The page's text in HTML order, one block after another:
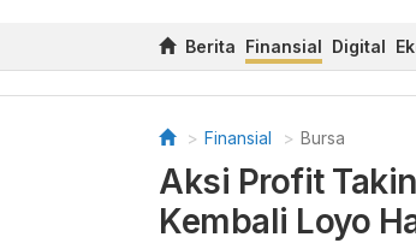
Berita Finansial Digital
Finansial Bursa
Aksi Profit
Kembali Loyo